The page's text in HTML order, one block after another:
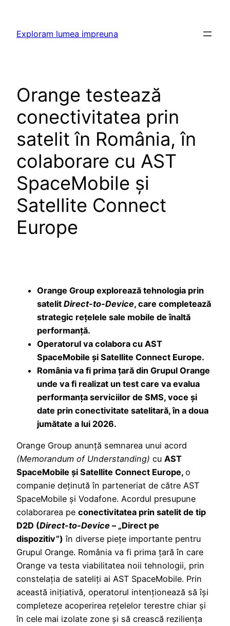
content
Exploram lumea impreuna
Orange testează
conectivitatea prin
satelit în România, în
colaborare cu AST
SpaceMobile și
Satellite Connect
Europe
Orange Group explorează tehnologia prin
satelit Direct-to-Device, care completează
strategic rețelele sale mobile de înaltă
performanță.
Operatorul va colabora cu AST
SpaceMobile și Satellite Connect Europe.
România va fi prima țară din Grupul Orange
unde va fi realizat un test care va evalua
performanța serviciilor de SMS, voce și
date prin conectivitate satelitară, în a doua
jumătate a lui 2026.
Orange Group anunță semnarea unui acord
(Memorandum of Understanding) cu AST
SpaceMobile și Satellite Connect Europe, o
companie deținută în parteneriat de către AST
SpaceMobile și Vodafone. Acordul presupune
colaborarea pe conectivitatea prin satelit de tip
D2D (Direct-to-Device – „Direct pe
dispozitiv”) în diverse piețe importante pentru
Grupul Orange. România va fi prima țară în care
Orange va testa viabilitatea noii tehnologii, prin
constelația de sateliți ai AST SpaceMobile. Prin
această inițiativă, operatorul intenționează să își
completeze acoperirea rețelelor terestre chiar și
în cele mai izolate zone și să crească reziliența